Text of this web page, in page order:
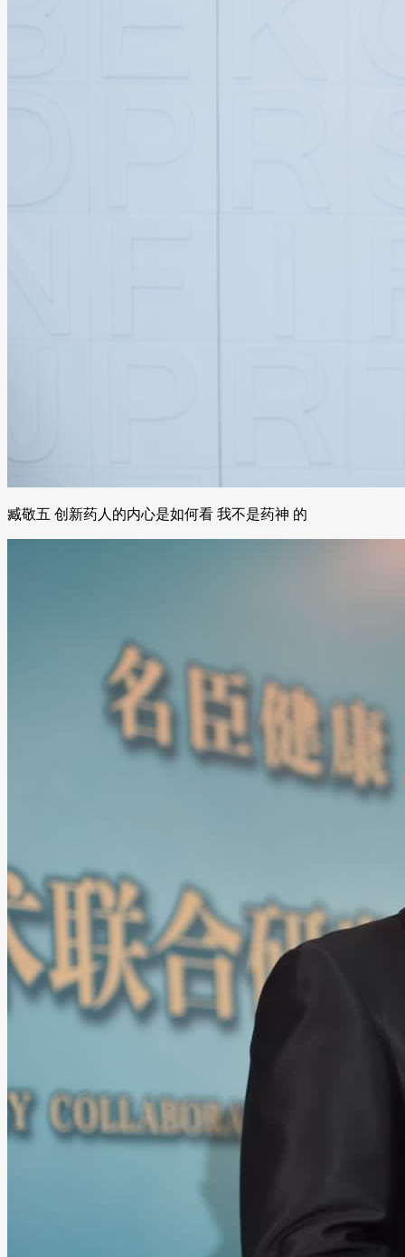
臧敬五 创新药人的内心是如何看 我不是药神 的